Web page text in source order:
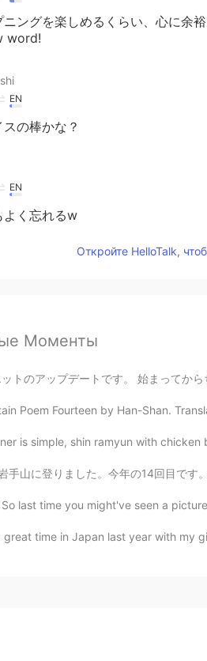
ニングを楽しめるくらい、心に余
word!
EN
スの棒かな？
EN
よく忘れるw
Откройте HelloTalk,
Моменты
デートです。 始まってからちょうど一ヶ月くらい経ってるんで、3.5kg痩
Poem Fourteen by Han-Shan.
is simple, shin ramyun with
ました。今年の14回目です。全体で49回目! 最近花の名前を覚えようとし
last time you might've seen a
great time in Japan last year with my